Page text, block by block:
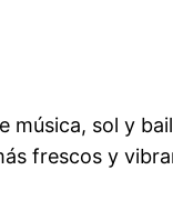
sol y
frescos y